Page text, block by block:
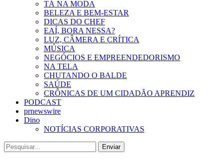
TÁ NA MODA
BELEZA E BEM-ESTAR
DICAS DO CHEF
EAÍ, BORA NESSA?
LUZ, CÂMERA E CRÍTICA
MÚSICA
NEGÓCIOS E EMPREENDEDORISMO
NA TELA
CHUTANDO O BALDE
SAÚDE
CRÔNICAS DE UM CIDADÃO APRENDIZ
PODCAST
prnewswire
Dino
NOTÍCIAS CORPORATIVAS
Enviar